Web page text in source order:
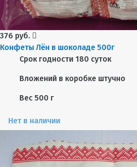
376 руб.
Конфеты Лён в шоколаде 500г
Срок годности 180 суток
Вложений в коробке штучно
Вес 500 г
Нет в наличии